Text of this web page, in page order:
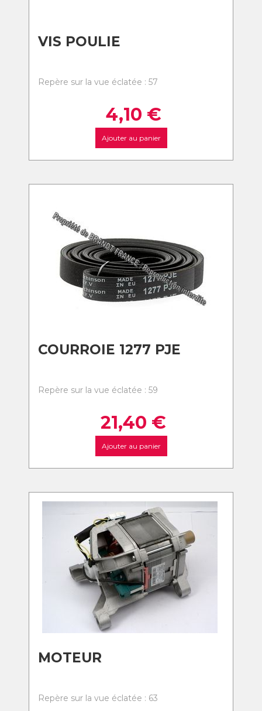
VIS POULIE
Repère sur la vue éclatée : 57
4,10 €
Ajouter au panier
COURROIE 1277 PJE
Repère sur la vue éclatée : 59
21,40 €
Ajouter au panier
MOTEUR
Repère sur la vue éclatée : 63